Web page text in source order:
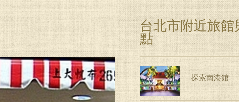
台北市附近旅館
點
探索南港館